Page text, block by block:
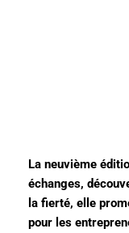
La neuvième
échanges,
la fierté, elle
pour les